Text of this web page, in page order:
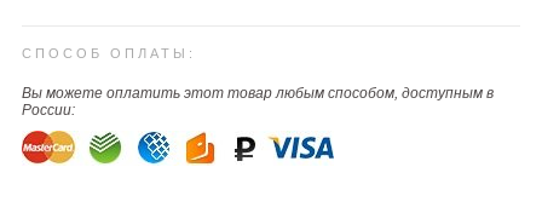
СПОСОБ ОПЛАТЫ:
Вы можете оплатить этот товар любым способом, доступным в
России: